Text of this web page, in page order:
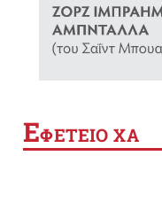
ΕΦΕΤΕΙΟ ΧΑ